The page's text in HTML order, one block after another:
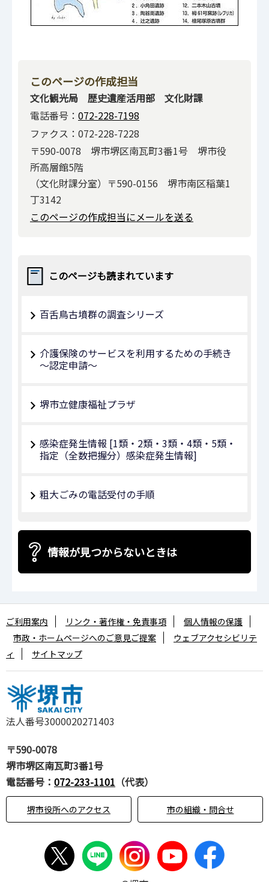
このページの作成担当
文化観光局 歴史遺産活用部 文化財課
電話番号： 072-228-7198
ファクス：072-228-7228
〒590-0078 堺市堺区南瓦町3番1号 堺市役
所高層館5階
（文化財課分室）〒590-0156 堺市南区稲葉1
丁3142
このページの作成担当にメールを送る
このページも読まれています
百舌鳥古墳群の調査シリーズ
介護保険のサービスを利用するための手続き
～認定申請～
堺市立健康福祉プラザ
感染症発生情報 [1類・2類・3類・4類・5類・
指定（全数把握分）感染症発生情報]
粗大ごみの電話受付の手順
情報が見つからないときは
法人番号3000020271403
〒590-0078
堺市堺区南瓦町3番1号
電話番号： 072-233-1101 （代表）
堺市役所へのアクセス 市の組織・問合せ
ご利用案内 リンク・著作権・免責事項
個人情報の保護
市政・ホームページへのご意見ご提案
ウェブアクセシビリテ
ィ
サイトマップ